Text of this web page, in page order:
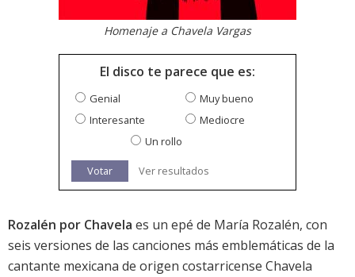
Homenaje a Chavela Vargas
El disco te parece que es:
Genial
Muy bueno
Interesante
Mediocre
Un rollo
Votar Ver resultados
Rozalén por Chavela es un epé de María Rozalén, con
seis versiones de las canciones más emblemáticas de la
cantante mexicana de origen costarricense Chavela